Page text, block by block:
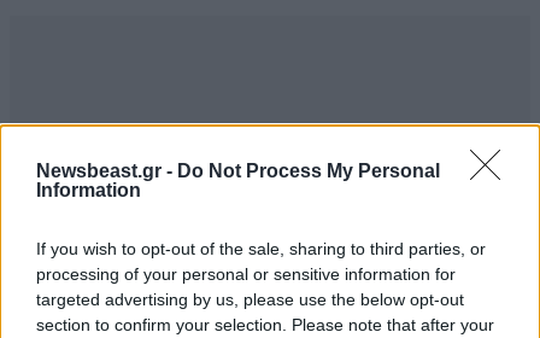
Newsbeast.gr - Do Not Process My Personal
Information
If you wish to opt-out of the sale, sharing to third parties, or
processing of your personal or sensitive information for
targeted advertising by us, please use the below opt-out
section to confirm your selection. Please note that after your